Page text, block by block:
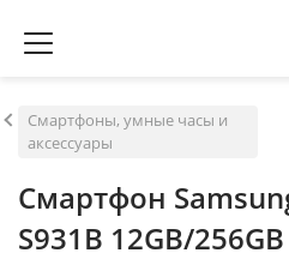
Смартфоны, умные часы и
аксессуары
Смартфон
S931B 12GB/